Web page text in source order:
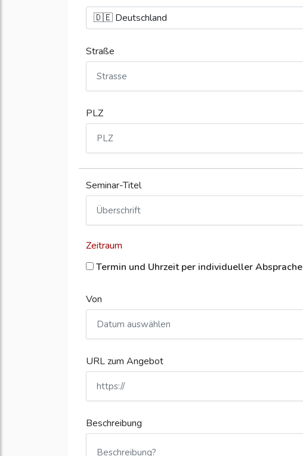
Straße
PLZ
Seminar-Titel
Zeitraum
Termin und Uhrzeit per individueller Absprache
Von
URL zum Angebot
Beschreibung